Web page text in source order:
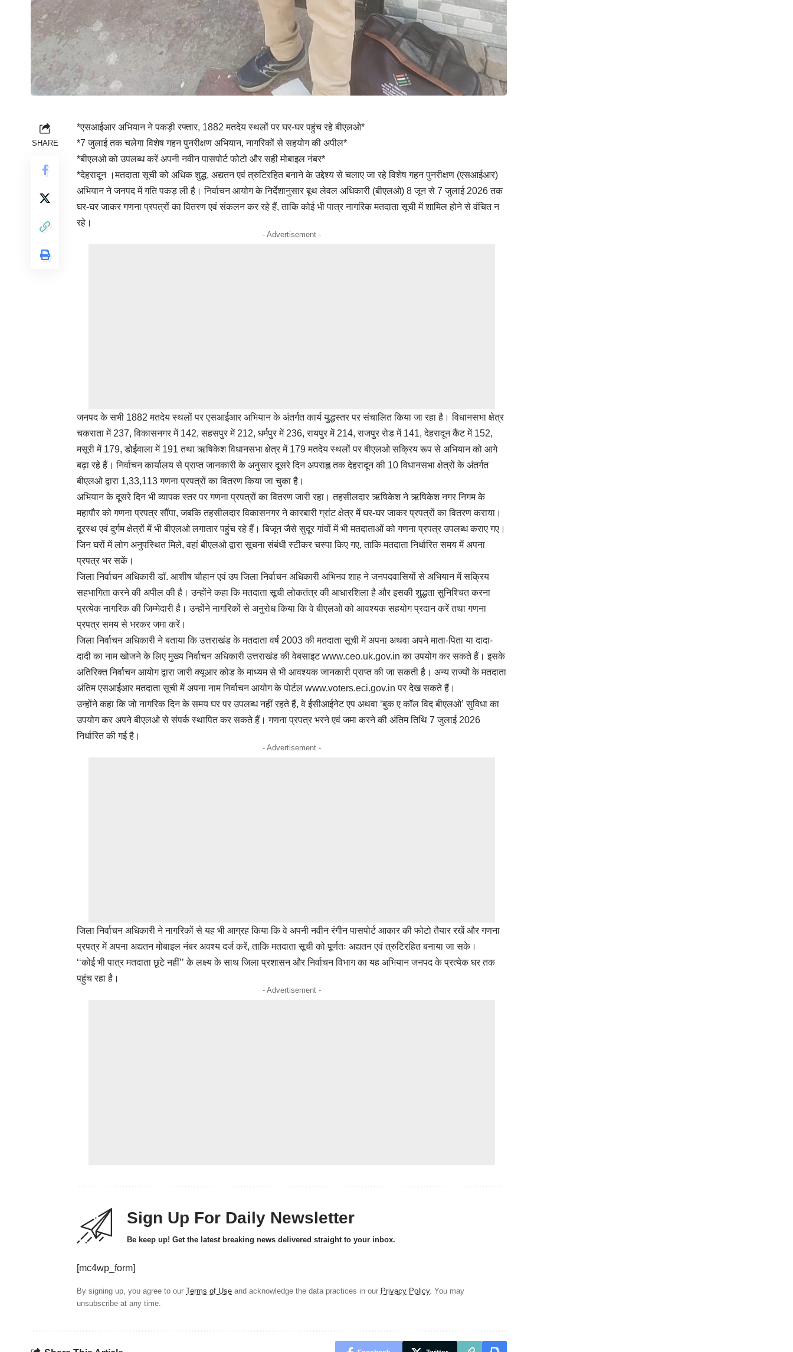
SHARE
*एसआईआर अभियान ने पकड़ी रफ्तार, 1882 मतदेय स्थलों पर घर-घर पहुंच रहे बीएलओ*
*7 जुलाई तक चलेगा विशेष गहन पुनरीक्षण अभियान, नागरिकों से सहयोग की अपील*
*बीएलओ को उपलब्ध करें अपनी नवीन पासपोर्ट फोटो और सही मोबाइल नंबर*
*देहरादून ।मतदाता सूची को अधिक शुद्ध, अद्यतन एवं त्रुटिरहित बनाने के उद्देश्य से चलाए जा रहे विशेष गहन पुनरीक्षण (एसआईआर)
अभियान ने जनपद में गति पकड़ ली है। निर्वाचन आयोग के निर्देशानुसार बूथ लेवल अधिकारी (बीएलओ) 8 जून से 7 जुलाई 2026 तक
घर-घर जाकर गणना प्रपत्रों का वितरण एवं संकलन कर रहे हैं, ताकि कोई भी पात्र नागरिक मतदाता सूची में शामिल होने से वंचित न
रहे।
- Advertisement -
जनपद के सभी 1882 मतदेय स्थलों पर एसआईआर अभियान के अंतर्गत कार्य युद्धस्तर पर संचालित किया जा रहा है। विधानसभा क्षेत्र
चकराता में 237, विकासनगर में 142, सहसपुर में 212, धर्मपुर में 236, रायपुर में 214, राजपुर रोड में 141, देहरादून कैंट में 152,
मसूरी में 179, डोईवाला में 191 तथा ऋषिकेश विधानसभा क्षेत्र में 179 मतदेय स्थलों पर बीएलओ सक्रिय रूप से अभियान को आगे
बढ़ा रहे हैं। निर्वाचन कार्यालय से प्राप्त जानकारी के अनुसार दूसरे दिन अपराह्न तक देहरादून की 10 विधानसभा क्षेत्रों के अंतर्गत
बीएलओ द्वारा 1,33,113 गणना प्रपत्रों का वितरण किया जा चुका है।
अभियान के दूसरे दिन भी व्यापक स्तर पर गणना प्रपत्रों का वितरण जारी रहा। तहसीलदार ऋषिकेश ने ऋषिकेश नगर निगम के
महापौर को गणना प्रपत्र सौंपा, जबकि तहसीलदार विकासनगर ने कारबारी ग्रांट क्षेत्र में घर-घर जाकर प्रपत्रों का वितरण कराया।
दूरस्थ एवं दुर्गम क्षेत्रों में भी बीएलओ लगातार पहुंच रहे हैं। बिजून जैसे सुदूर गांवों में भी मतदाताओं को गणना प्रपत्र उपलब्ध कराए गए।
जिन घरों में लोग अनुपस्थित मिले, वहां बीएलओ द्वारा सूचना संबंधी स्टीकर चस्पा किए गए, ताकि मतदाता निर्धारित समय में अपना
प्रपत्र भर सकें।
जिला निर्वाचन अधिकारी डॉ. आशीष चौहान एवं उप जिला निर्वाचन अधिकारी अभिनव शाह ने जनपदवासियों से अभियान में सक्रिय
सहभागिता करने की अपील की है। उन्होंने कहा कि मतदाता सूची लोकतंत्र की आधारशिला है और इसकी शुद्धता सुनिश्चित करना
प्रत्येक नागरिक की जिम्मेदारी है। उन्होंने नागरिकों से अनुरोध किया कि वे बीएलओ को आवश्यक सहयोग प्रदान करें तथा गणना
प्रपत्र समय से भरकर जमा करें।
जिला निर्वाचन अधिकारी ने बताया कि उत्तराखंड के मतदाता वर्ष 2003 की मतदाता सूची में अपना अथवा अपने माता-पिता या दादा-
दादी का नाम खोजने के लिए मुख्य निर्वाचन अधिकारी उत्तराखंड की वेबसाइट www.ceo.uk.gov.in का उपयोग कर सकते हैं। इसके
अतिरिक्त निर्वाचन आयोग द्वारा जारी क्यूआर कोड के माध्यम से भी आवश्यक जानकारी प्राप्त की जा सकती है। अन्य राज्यों के मतदाता
अंतिम एसआईआर मतदाता सूची में अपना नाम निर्वाचन आयोग के पोर्टल www.voters.eci.gov.in पर देख सकते हैं।
उन्होंने कहा कि जो नागरिक दिन के समय घर पर उपलब्ध नहीं रहते हैं, वे ईसीआईनेट एप अथवा ‘बुक ए कॉल विद बीएलओ’ सुविधा का
उपयोग कर अपने बीएलओ से संपर्क स्थापित कर सकते हैं। गणना प्रपत्र भरने एवं जमा करने की अंतिम तिथि 7 जुलाई 2026
निर्धारित की गई है।
- Advertisement -
जिला निर्वाचन अधिकारी ने नागरिकों से यह भी आग्रह किया कि वे अपनी नवीन रंगीन पासपोर्ट आकार की फोटो तैयार रखें और गणना
प्रपत्र में अपना अद्यतन मोबाइल नंबर अवश्य दर्ज करें, ताकि मतदाता सूची को पूर्णतः अद्यतन एवं त्रुटिरहित बनाया जा सके।
‘‘कोई भी पात्र मतदाता छूटे नहीं’’ के लक्ष्य के साथ जिला प्रशासन और निर्वाचन विभाग का यह अभियान जनपद के प्रत्येक घर तक
पहुंच रहा है।
- Advertisement -
Sign Up For Daily Newsletter
Be keep up! Get the latest breaking news delivered straight to your inbox.
[mc4wp_form]
By signing up, you agree to our Terms of Use and acknowledge the data practices in our Privacy Policy. You may
unsubscribe at any time.